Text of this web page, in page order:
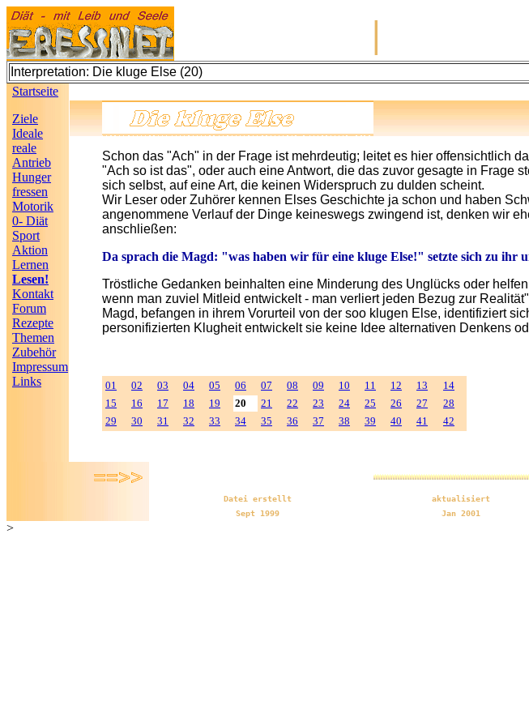
|
Interpretation: Die kluge Else (20)
Startseite
Ziele
Ideale
reale
Antrieb
Hunger
fressen
Motorik
0- Diät
Sport
Aktion
Lernen
Lesen!
Kontakt
Forum
Rezepte
Themen
Zubehör
Impressum
Links
Schon das "Ach" in der Frage ist mehrdeutig; leitet es hier offensichtlich
"Ach so ist das", oder auch eine Antwort, die das zuvor gesagte in Frage
sich selbst, auf eine Art, die keinen Widerspruch zu dulden scheint.
Wir Leser oder Zuhörer kennen Elses Geschichte ja schon und haben
angenommene Verlauf der Dinge keineswegs zwingend ist, denken wir
anschließen:
Da sprach die Magd: "was haben wir für eine kluge Else!" setzte sich zu ihr
Tröstliche Gedanken beinhalten eine Minderung des Unglücks oder
wenn man zuviel Mitleid entwickelt - man verliert jeden Bezug zur
Magd, befangen in ihrem Vorurteil von der soo klugen Else, identifiziert
personifizierten Klugheit entwickelt sie keine Idee alternativen Denkens
01 02 03 04 05 06 07 08 09 10 11 12 13
14
15
16 17 18 19 20 21 22 23 24 25 26 27
28
29
30 31 32 33 34 35 36 37 38 39 40 41 42
Datei erstellt aktualisiert
Sept 1999
Jan 2001
>